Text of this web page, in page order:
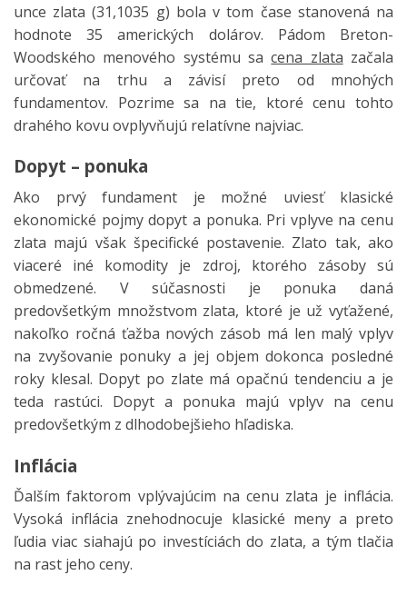
unce zlata (31,1035 g) bola v tom čase stanovená na
hodnote 35 amerických dolárov. Pádom Breton-
Woodského menového systému sacena zlata začala
určovať na trhu a závisí preto od mnohých
fundamentov. Pozrime sa na tie, ktoré cenu tohto
drahého kovu ovplyvňujú relatívne najviac.
Dopyt – ponuka
Ako prvý fundament je možné uviesť klasické
ekonomické pojmy dopyt a ponuka. Pri vplyve na cenu
zlata majú však špecifické postavenie. Zlato tak, ako
viaceré iné komodity je zdroj, ktorého zásoby sú
obmedzené. V súčasnosti je ponuka daná
predovšetkým množstvom zlata, ktoré je už vyťažené,
nakoľko ročná ťažba nových zásob má len malý vplyv
na zvyšovanie ponuky a jej objem dokonca posledné
roky klesal. Dopyt po zlate má opačnú tendenciu a je
teda rastúci. Dopyt a ponuka majú vplyv na cenu
predovšetkým z dlhodobejšieho hľadiska.
Inflácia
Ďalším faktorom vplývajúcim na cenu zlata je inflácia.
Vysoká inflácia znehodnocuje klasické meny a preto
ľudia viac siahajú po investíciách do zlata, a tým tlačia
na rast jeho ceny.